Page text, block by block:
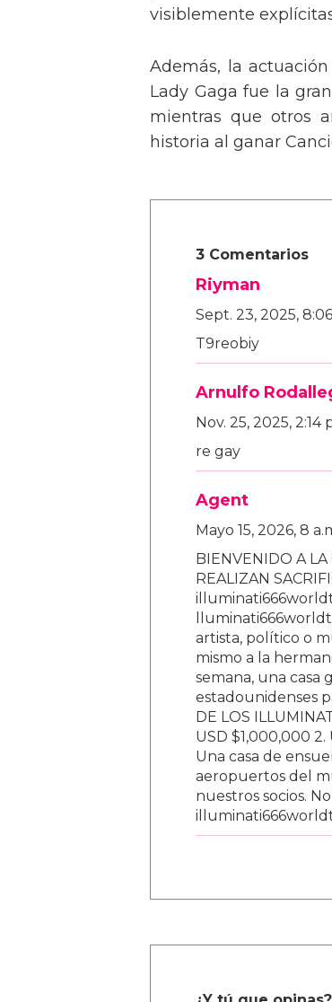
visiblemente
Además, la
Lady Gaga fue la
mientras que otros
historia al ganar
3 Comentarios
Riyman
Sept. 23, 2025,
T9reobiy
Arnulfo
Nov. 25, 2025, 2:14
re gay
Agent
Mayo 15, 2026, 8
BIENVENIDO A
REALIZAN
artista, político o
mismo a la
semana, una casa
estadounidenses
DE LOS
USD $1,000,000
Una casa de
aeropuertos del
nuestros socios.